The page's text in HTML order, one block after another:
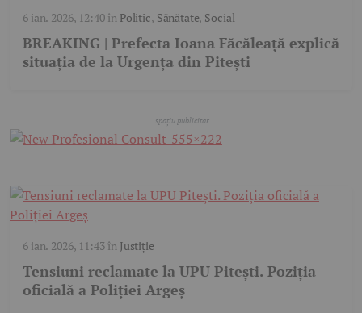
6 ian. 2026, 12:40în Politic, Sănătate, Social
BREAKING | Prefecta Ioana Făcăleață explică
situația de la Urgența din Pitești
6 ian. 2026, 11:43în Justiție
Tensiuni reclamate la UPU Pitești. Poziția
oficială a Poliției Argeș